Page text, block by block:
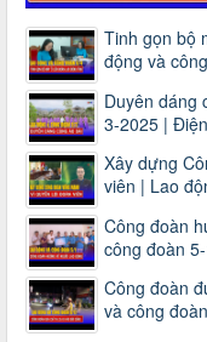
Tinh gọn bộ
động và
Duyên dáng
3-2025 |
Xây dựng
viên | Lao
Công đoàn
công đoàn
Công đoàn
và công